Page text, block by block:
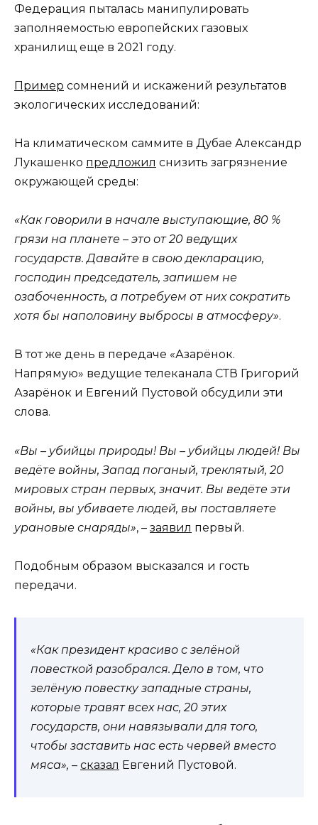
Федерация пыталась манипулировать
заполняемостью европейских газовых
хранилищ еще в 2021 году.
Пример сомнений и искажений результатов
экологических исследований:
На климатическом саммите в Дубае Александр
Лукашенко предложил снизить загрязнение
окружающей среды:
«Как говорили в начале выступающие, 80 %
грязи на планете – это от 20 ведущих
государств. Давайте в свою декларацию,
господин председатель, запишем не
озабоченность, а потребуем от них сократить
хотя бы наполовину выбросы в атмосферу».
В тот же день в передаче «Азарёнок.
Напрямую» ведущие телеканала СТВ Григорий
Азарёнок и Евгений Пустовой обсудили эти
слова.
«Вы – убийцы природы! Вы – убийцы людей! Вы
ведёте войны, Запад поганый, треклятый, 20
мировых стран первых, значит. Вы ведёте эти
войны, вы убиваете людей, вы поставляете
урановые снаряды», – заявил первый.
Подобным образом высказался и гость
передачи.
«Как президент красиво с зелёной
повесткой разобрался. Дело в том, что
зелёную повестку западные страны,
которые травят всех нас, 20 этих
государств, они навязывали для того,
чтобы заставить нас есть червей вместо
мяса», – сказал Евгений Пустовой.